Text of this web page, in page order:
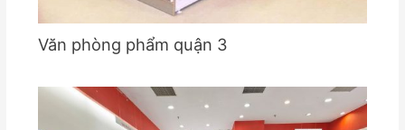
Văn phòng phẩm quận 3